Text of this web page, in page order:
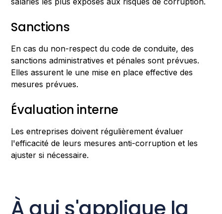
Sanctions
En cas du non-respect du code de conduite, des
sanctions administratives et pénales sont prévues.
Elles assurent le une mise en place effective des
mesures prévues.
Évaluation interne
Les entreprises doivent régulièrement évaluer
l'efficacité de leurs mesures anti-corruption et les
ajuster si nécessaire.
À qui s'applique la